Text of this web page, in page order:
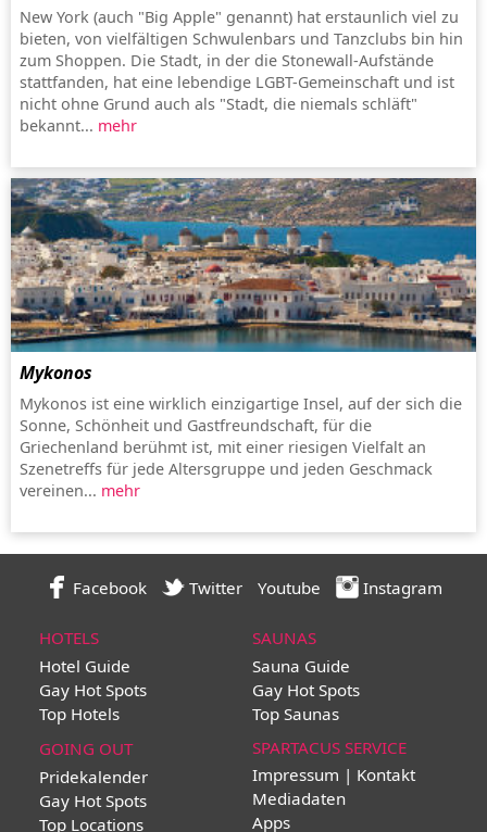
New York (auch "Big Apple" genannt) hat erstaunlich viel zu
bieten, von vielfältigen Schwulenbars und Tanzclubs bin hin
zum Shoppen. Die Stadt, in der die Stonewall-Aufstände
stattfanden, hat eine lebendige LGBT-Gemeinschaft und ist
nicht ohne Grund auch als "Stadt, die niemals schläft"
bekannt... mehr
Mykonos
Mykonos ist eine wirklich einzigartige Insel, auf der sich die
Sonne, Schönheit und Gastfreundschaft, für die
Griechenland berühmt ist, mit einer riesigen Vielfalt an
Szenetreffs für jede Altersgruppe und jeden Geschmack
vereinen... mehr
Facebook Twitter Youtube Instagram
HOTELS
Hotel Guide
Gay Hot Spots
Top Hotels
SAUNAS
Sauna Guide
Gay Hot Spots
Top Saunas
GOING OUT
Pridekalender
Gay Hot Spots
Top Locations
SPARTACUS SERVICE
Impressum | Kontakt
Mediadaten
Apps